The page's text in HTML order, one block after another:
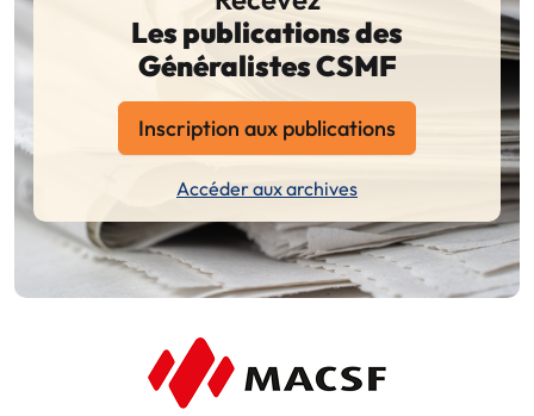
Les publications des
Généralistes CSMF
Inscription aux publications
Accéder aux archives